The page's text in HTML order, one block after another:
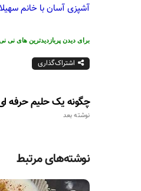
آشپزی آسان با خانم
برای دیدن پربازدیدترین های نی
اشتراک‌گذاری
چگونه یک حلیم حرفه
نوشته بعد
نوشته‌های مرتبط